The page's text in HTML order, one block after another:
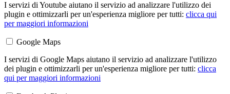
I servizi di Youtube aiutano il servizio ad analizzare l'utilizzo dei
plugin e ottimizzarli per un'esperienza migliore per tutti: clicca qui
per maggiori informazioni
Google Maps
I servizi di Google Maps aiutano il servizio ad analizzare l'utilizzo
dei plugin e ottimizzarli per un'esperienza migliore per tutti: clicca
qui per maggiori informazioni